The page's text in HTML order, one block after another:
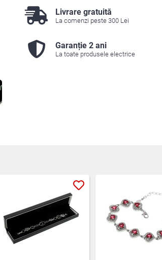
Livrare gratuită
La comenzi peste 300 Lei
Garanție 2 ani
La toate produsele electrice